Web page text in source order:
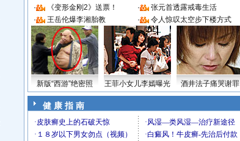
·
《变形金刚2》送票！ ·
张元首透露戒毒生活
·
王岳伦爆李湘胎教 · 令人惊叹太空步下楼方式
新版“西游”绝密照 王菲小女儿李嫣曝光 酒井法子痛哭谢罪
健 康 指 南